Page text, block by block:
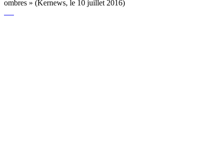
ombres » (Kernews, le 10 juillet 2016)